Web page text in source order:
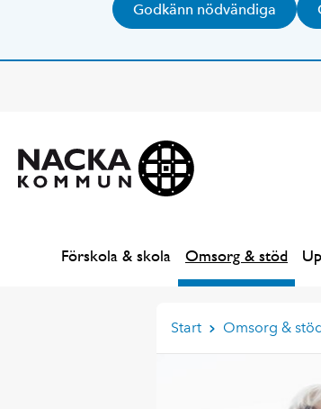
Godkänn nödvändiga
Förskola & skola Omsorg & stöd
Start Omsorg &